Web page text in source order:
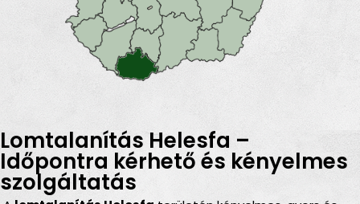
Lomtalanítás Helesfa –
Időpontra kérhető és kényelmes
szolgáltatás